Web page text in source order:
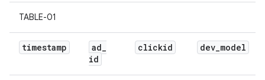
TABLE-01
timestamp ad_
id
clickid dev_model